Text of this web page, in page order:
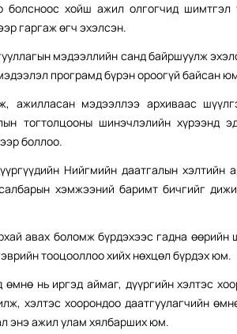
болсноос хойш ажил олгогчид шимтгэл
гаргаж өгч эхэлсэн.
мэдээллийн санд байршуулж
програмд бүрэн ороогүй байсан
ажилласан мэдээллээ архиваас
тогтолцооны шинэчлэлийн хүрээнд
боллоо.
Нийгмийн даатгалын хэлтийн
хэмжээний баримт бичгийг
авах боломж бүрдэхээс гадна өөрийн
тооцооллоо хийх нөхцөл бүрдэх юм.
нь иргэд аймаг, дүүргийн хэлтэс
хэлтэс хоорондоо даатгуулагчийн
энэ ажил улам хялбарших юм.